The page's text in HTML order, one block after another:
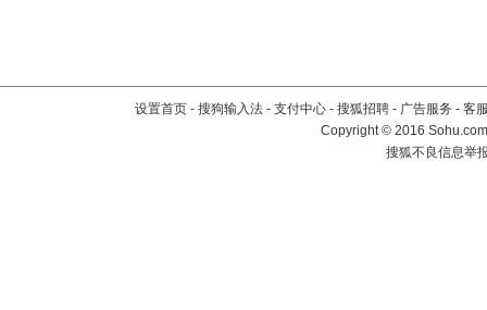
设置首页 - 搜狗输入法 - 支付中心 - 搜狐招聘 - 广告服务 - 客
Copyright©2016
搜狐不良信息举